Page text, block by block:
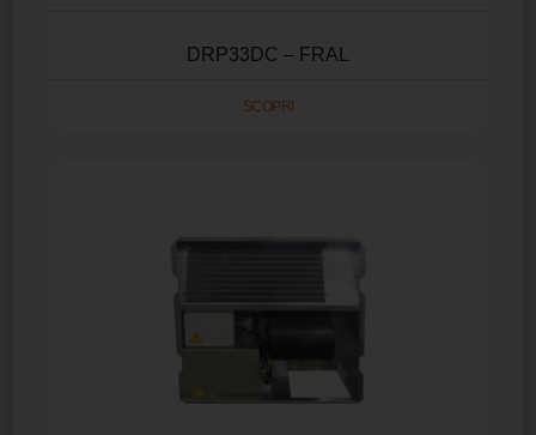
DRP33DC – FRAL
SCOPRI